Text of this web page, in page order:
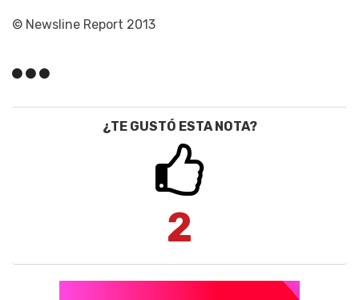
© Newsline Report 2013
¿TE GUSTÓ ESTA NOTA?
2